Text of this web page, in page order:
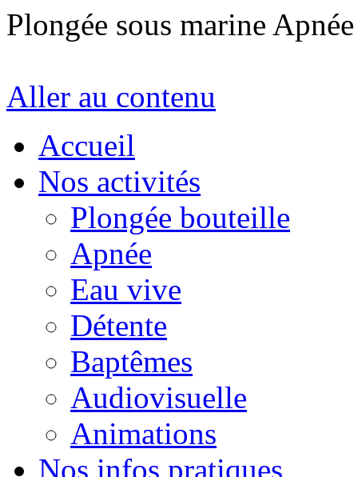
Plongée sous marine
Aller au contenu
Accueil
Nos activités
Plongée bouteille
Apnée
Eau vive
Détente
Baptêmes
Audiovisuelle
Animations
Nos infos pratiques